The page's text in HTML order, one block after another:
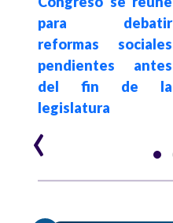
para debatir
reformas sociales
pendientes antes
del fin de la
legislatura
‹